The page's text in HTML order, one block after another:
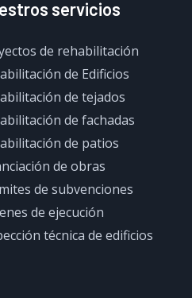
servicios
de rehabilitación
de Edificios
de tejados
de fachadas
de patios
de obras
de subvenciones
de ejecución
técnica de edificios